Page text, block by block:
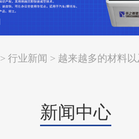
>行业新闻 > 越来越多的材料
新闻中心